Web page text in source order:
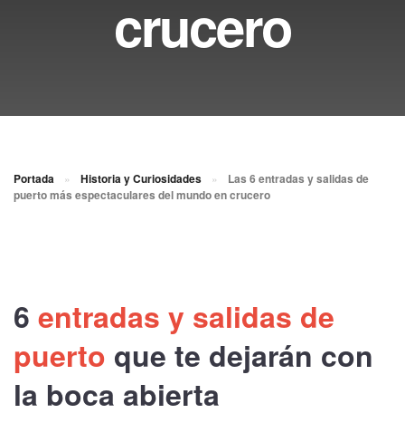
crucero
Portada » Historia y Curiosidades »
Las 6 entradas y salidas de
puerto más espectaculares del mundo en crucero
6 entradas y salidas de
puerto que te dejarán con
la boca abierta